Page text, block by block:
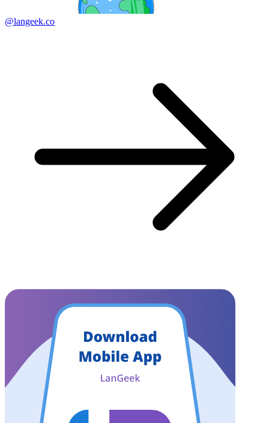
@langeek.co